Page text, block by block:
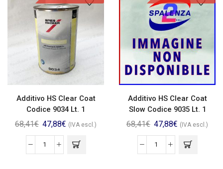
Additivo HS Clear Coat
Codice 9034 Lt. 1
68,41€ 47,88€ (IVA escl.)
Additivo HS Clear Coat
Slow Codice 9035 Lt. 1
68,41€ 47,88€ (IVA escl.)